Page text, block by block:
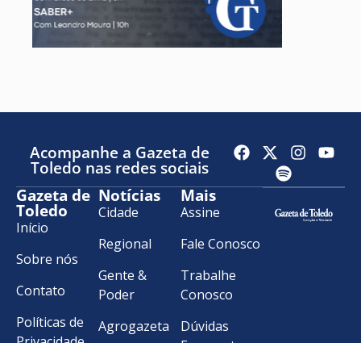
Acompanhe a Gazeta de
Toledo nas redes sociais
Gazeta de
Toledo
Início
Sobre nós
Contato
Políticas de
Notícias
Cidade
Regional
Gente &
Poder
Agrogazeta
Mais
Assine
Fale Conosco
Trabalhe
Conosco
Dúvidas